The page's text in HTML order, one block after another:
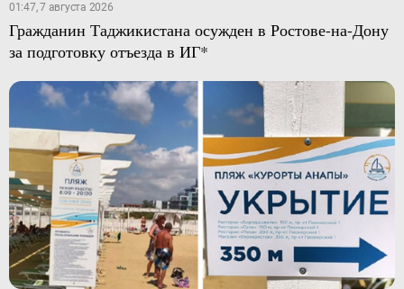
01:47, 7 августа 2026
Гражданин Таджикистана осужден в Ростове-на-Дону
за подготовку отъезда в ИГ*